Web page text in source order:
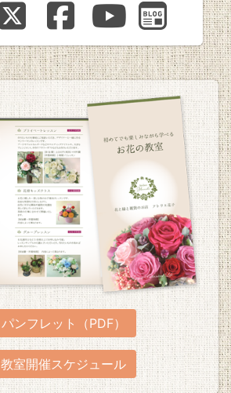
パンフレット（PDF）
教室開催スケジュール